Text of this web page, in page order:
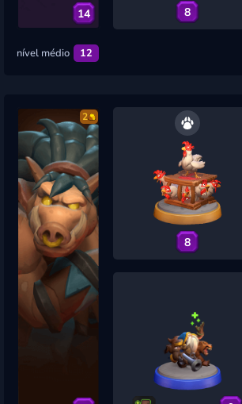
14 8
nível médio 12
2
8